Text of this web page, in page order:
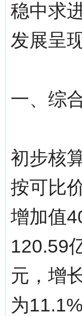
稳中求
发展呈
一、综
初步核
按可比
增加值
120.59
元，增
为